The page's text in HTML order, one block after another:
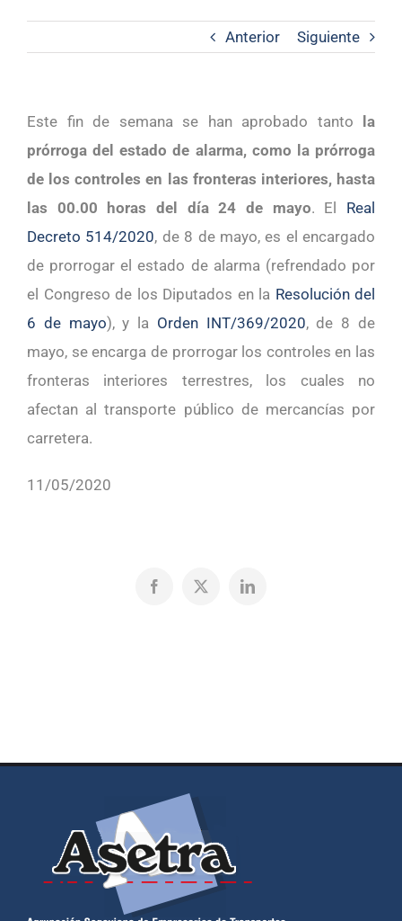
Anterior Siguiente
Este fin de semana se han aprobado tanto
la
prórroga del estado de alarma, como la prórroga
de los controles en las fronteras interiores, hasta
las 00.00 horas del día 24 de mayo. El Real
Decreto 514/2020, de 8 de mayo, es el encargado
de prorrogar el estado de alarma (refrendado por
el Congreso de los Diputados en la Resolución del
6 de mayo), y la Orden INT/369/2020, de 8 de
mayo, se encarga de prorrogar los controles en las
fronteras interiores terrestres, los cuales no
afectan al transporte público de mercancías por
carretera.
11/05/2020
Facebook
X LinkedIn